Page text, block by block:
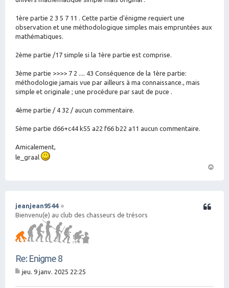
1ère partie 2 3 5 7 11 . Cette partie d'énigme requiert une
observation et une méthodologique simples mais empruntées aux
mathématiques.
2ème partie /17 simple si la 1ère partie est comprise.
3ème partie >>>> 7 2 .... 43 Conséquence de la 1ère partie:
méthodologie jamais vue par ailleurs à ma connaissance., mais
simple et originale ; une procédure par saut de puce .
4ème partie / 4 32 / aucun commentaire.
5ème partie d66+c44 k55 a22 f66 b22 a11 aucun commentaire.
Amicalement,
le_graal
jeanjean9544
Bienvenu(e) au club des chasseurs de trésors
Re: Enigme 8
Citation
jeu. 9 janv. 2025 22:25